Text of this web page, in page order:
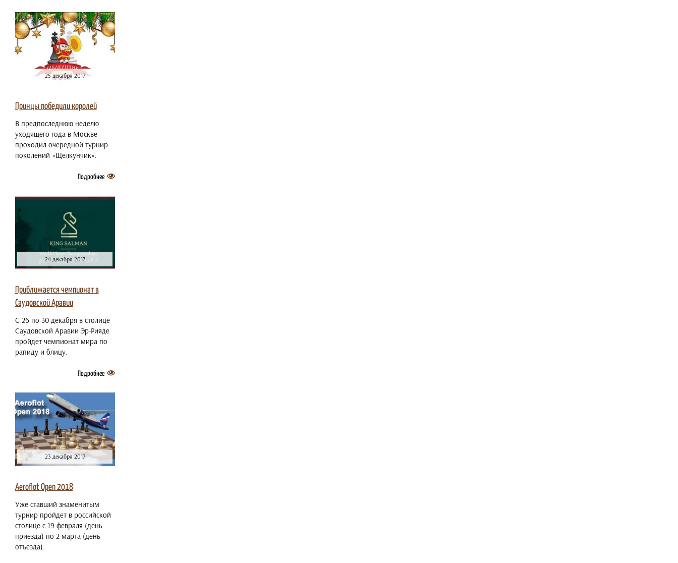
25 декабря 2017
Принцы победили королей
В предпоследнюю неделю
уходящего года в Москве
проходил очередной турнир
поколений «Щелкунчик».
Подробнее
24 декабря 2017
Приближается чемпионат в
Саудовской Аравии
С 26 по 30 декабря в столице
Саудовской Аравии Эр-Рияде
пройдет чемпионат мира по
рапиду и блицу.
Подробнее
23 декабря 2017
Aeroflot Open 2018
Уже ставший знаменитым
турнир пройдет в российской
столице с 19 февраля (день
приезда) по 2 марта (день
отъезда).